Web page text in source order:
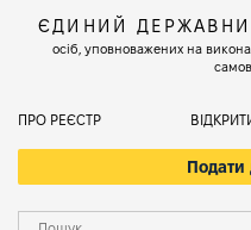
ЄДИНИЙ
осіб, уповноважених на
ПРО РЕЄСТР
Подати